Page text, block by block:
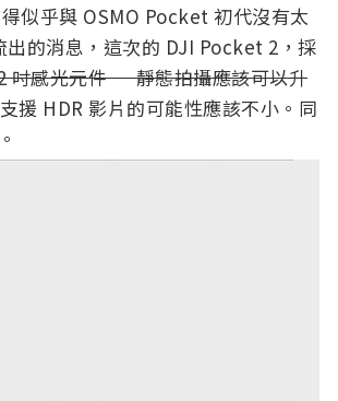
似乎與 OSMO Pocket 初代沒有太
的消息，這次的 DJI Pocket 2，採
吋感光元件 — 靜態拍攝應該可以升
援 HDR 影片的可能性應該不小。同